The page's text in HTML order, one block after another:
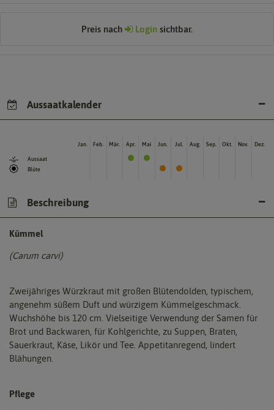
Preis nach Login sichtbar.
Aussaatkalender
Aussaat
Blüte
Jan. Feb. Mär. Apr. Mai Jun. Jul. Aug. Sep. Okt. Nov. Dez.
Beschreibung
Kümmel
(Carum carvi)
Zweijähriges Würzkraut mit großen Blütendolden, typischem,
angenehm süßem Duft und würzigem Kümmelgeschmack.
Wuchshöhe bis 120 cm. Vielseitige Verwendung der Samen für
Brot und Backwaren, für Kohlgerichte, zu Suppen, Braten,
Sauerkraut, Käse, Likör und Tee. Appetitanregend, lindert
Blähungen.
Pflege